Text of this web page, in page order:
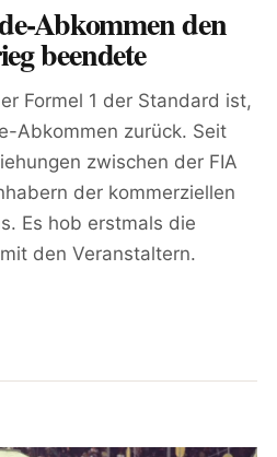
Abkommen den
beendete
Formel 1 der Standard ist,
Abkommen zurück. Seit
zwischen der FIA
der kommerziellen
Es hob erstmals die
den Veranstaltern.